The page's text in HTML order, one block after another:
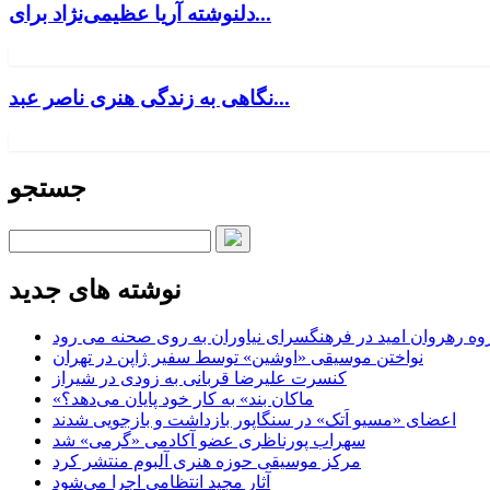
دلنوشته آریا عظیمی‌نژاد برای...
نگاهی به زندگی هنری ناصر عبد...
جستجو
نوشته های جدید
رهروان امید در فرهنگسرای نیاوران به روی صحنه می رود
نواختن موسیقی «اوشین» توسط سفیر ژاپن در تهران
کنسرت علیرضا قربانی به زودی در شیراز
«ماکان بند» به کار خود پایان می‌دهد؟
اعضای «مسیو اَتک» در سنگاپور بازداشت و بازجویی شدند
سهراب پورناظری عضو آکادمی «گرمی» شد
مرکز موسیقی حوزه هنری آلبوم منتشر کرد
آثار مجید انتظامی اجرا می‌شود